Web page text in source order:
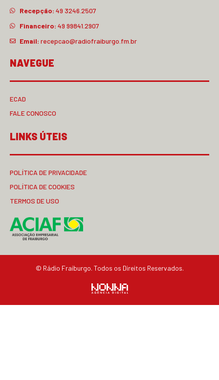
Recepção: 49 3246.2507
Financeiro: 49 99841.2907
Email: recepcao@radiofraiburgo.fm.br
NAVEGUE
ECAD
FALE CONOSCO
LINKS ÚTEIS
POLÍTICA DE PRIVACIDADE
POLÍTICA DE COOKIES
TERMOS DE USO
© Rádio Fraiburgo. Todos os Direitos Reservados.